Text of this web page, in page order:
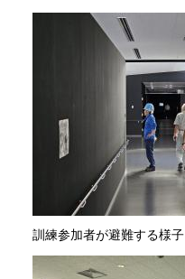
訓練参加者が避難する様子